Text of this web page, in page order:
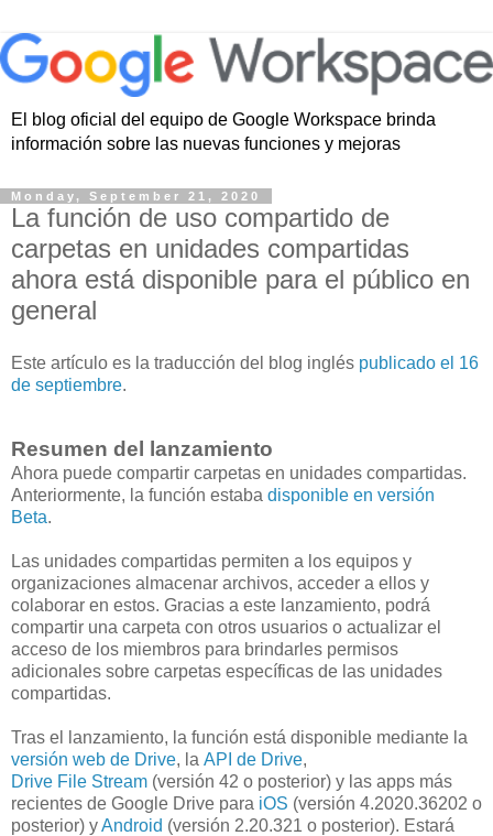
El blog oficial del equipo de Google Workspace brinda
información sobre las nuevas funciones y mejoras
Monday, September 21, 2020
La función de uso compartido de
carpetas en unidades compartidas
ahora está disponible para el público en
general
Este artículo es la traducción del blog inglés publicado el 16
de septiembre.
Resumen del lanzamiento
Ahora puede compartir carpetas en unidades compartidas.
Anteriormente, la función estaba disponible en versión
Beta.
Las unidades compartidas permiten a los equipos y
organizaciones almacenar archivos, acceder a ellos y
colaborar en estos. Gracias a este lanzamiento, podrá
compartir una carpeta con otros usuarios o actualizar el
acceso de los miembros para brindarles permisos
adicionales sobre carpetas específicas de las unidades
compartidas.
Tras el lanzamiento, la función está disponible mediante la
versión web de Drive, la API de Drive,
Drive File Stream (versión 42 o posterior) y las apps más
recientes de Google Drive para iOS (versión 4.2020.36202 o
posterior) yAndroid (versión 2.20.321 o posterior). Estará